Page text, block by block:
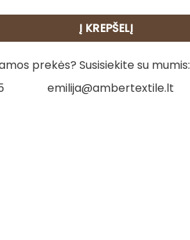
Į KREPŠELĮ
prekės? Susisiekite su mumis:
emilija@ambertextile.lt